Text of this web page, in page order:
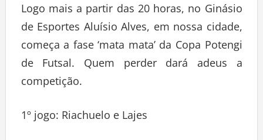
Logo mais a partir das 20 horas, no Ginásio
de Esportes Aluísio Alves, em nossa cidade,
começa a fase ‘mata mata’ da Copa Potengi
de Futsal. Quem perder dará adeus a
competição.
1º jogo: Riachuelo e Lajes